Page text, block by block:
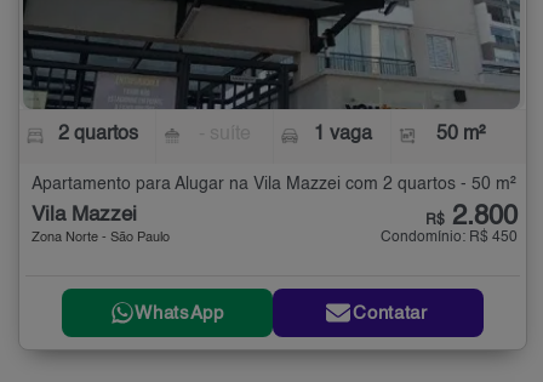
2 quartos 1 vaga 50 m²
Apartamento para Alugar na Vila Mazzei com 2 quartos - 50 m²
Vila Mazzei
Zona Norte - São Paulo
R$ 2.800
Condomínio: R$ 450
WhatsApp Contatar